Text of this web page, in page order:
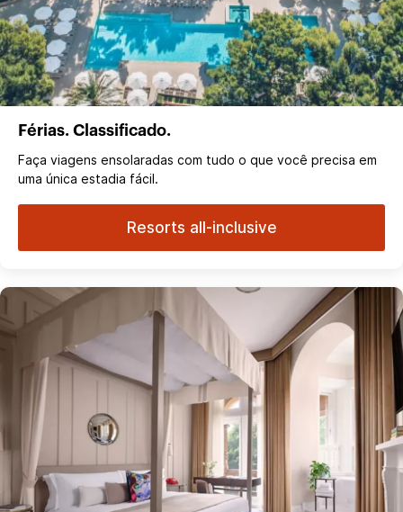
Férias. Classificado.
Faça viagens ensolaradas com tudo o que você precisa em
uma única estadia fácil.
Resorts all-inclusive